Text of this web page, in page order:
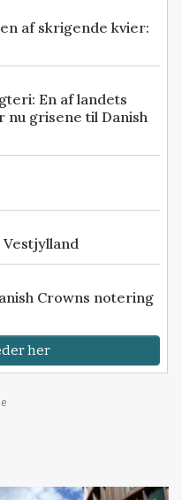
af skrigende kvier:
En af landets
grisene til Danish
Crowns notering
her